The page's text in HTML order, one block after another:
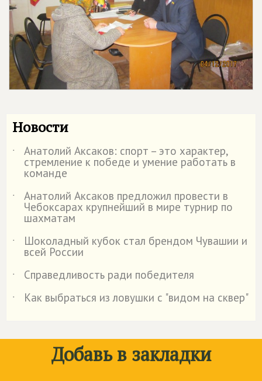
Новости
˙ Анатолий Аксаков: спорт – это характер,
стремление к победе и умение работать в
команде
˙
Анатолий Аксаков предложил провести в
Чебоксарах крупнейший в мире турнир по
шахматам
˙
Шоколадный кубок стал брендом Чувашии и
всей России
˙
Справедливость ради победителя
˙
Как выбраться из ловушки с "видом на сквер"
Добавь в закладки